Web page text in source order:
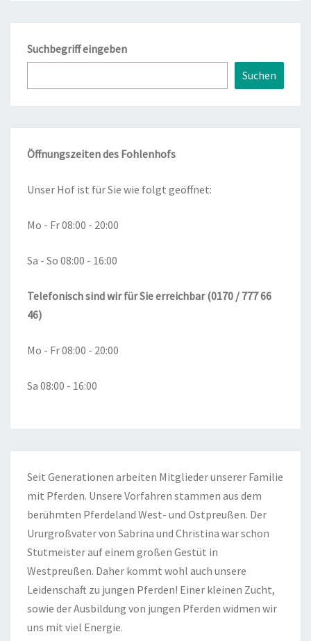
Suchbegriff eingeben
Suchen
Öffnungszeiten des Fohlenhofs
Unser Hof ist für Sie wie folgt geöffnet:
Mo - Fr 08:00 - 20:00
Sa - So 08:00 - 16:00
Telefonisch sind wir für Sie erreichbar (0170 / 777 66
46)
Mo - Fr 08:00 - 20:00
Sa 08:00 - 16:00
Seit Generationen arbeiten Mitglieder unserer Familie
mit Pferden. Unsere Vorfahren stammen aus dem
berühmten Pferdeland West- und Ostpreußen. Der
Ururgroßvater von Sabrina und Christina war schon
Stutmeister auf einem großen Gestüt in
Westpreußen. Daher kommt wohl auch unsere
Leidenschaft zu jungen Pferden! Einer kleinen Zucht,
sowie der Ausbildung von jungen Pferden widmen wir
uns mit viel Energie.